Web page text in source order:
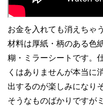
お金を入れても消えちゃ
材料は厚紙・柄のある色
糊・ミラーシートです。
くはありませんが本当に
出するのが楽しみになり
そうなものばかりですが